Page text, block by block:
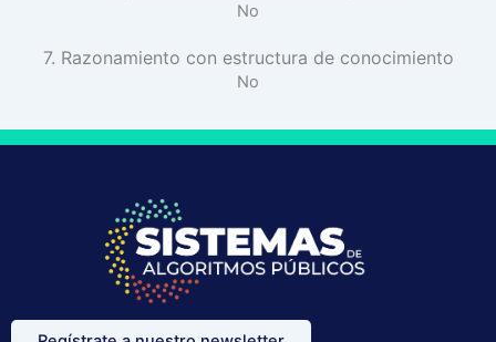
No
7. Razonamiento con estructura de conocimiento
No